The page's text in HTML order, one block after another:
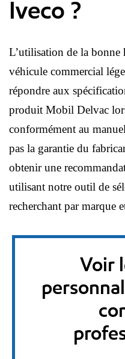
Iveco ?
L’utilisation de la
véhicule commercial
répondre aux
produit Mobil Delvac
conformément au
pas la garantie du
obtenir une
utilisant notre outil de
recherchant par marque
Voir